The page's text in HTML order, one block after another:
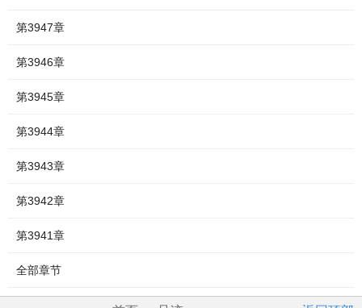
第3947章
第3946章
第3945章
第3944章
第3943章
第3942章
第3941章
全部章节